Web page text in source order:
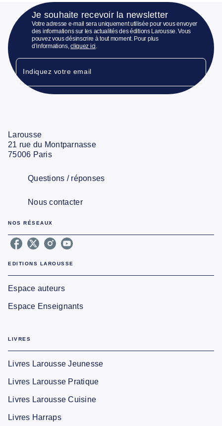
Je souhaite recevoir la newsletter
Votre adresse e-mail sera uniquement utilisée pour vous envoyer
des informations sur les actualités des éditions Larousse. Vous
pouvez vous désinscrire à tout moment. Pour plus
d’informations,cliquez ici.
Indiquez votre email
Larousse
21 rue du Montparnasse
75006 Paris
Questions / réponses
Nous contacter
NOS RÉSEAUX
EDITIONS LAROUSSE
Espace auteurs
Espace Enseignants
LIVRES
Livres Larousse Jeunesse
Livres Larousse Pratique
Livres Larousse Cuisine
Livres Harraps